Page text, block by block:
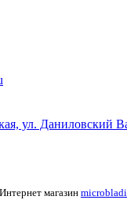
ул. Даниловский
магазин